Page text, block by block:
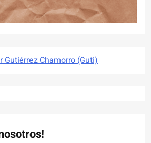
Gutiérrez Chamorro (Guti)